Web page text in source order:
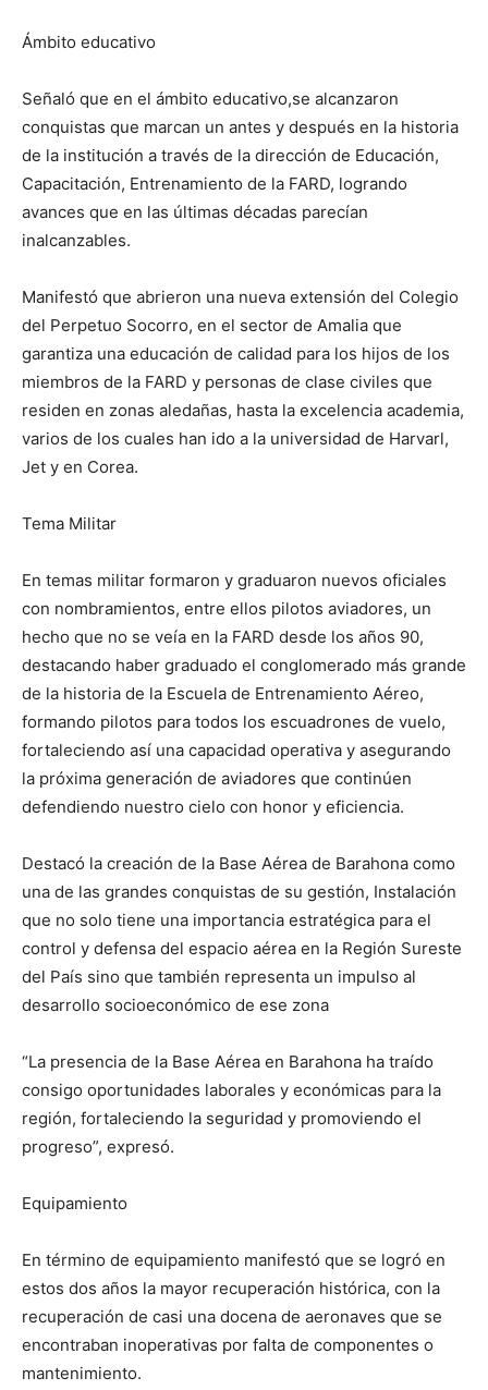
Ámbito educativo
Señaló que en el ámbito educativo,se alcanzaron
conquistas que marcan un antes y después en la historia
de la institución a través de la dirección de Educación,
Capacitación, Entrenamiento de la FARD, logrando
avances que en las últimas décadas parecían
inalcanzables.
Manifestó que abrieron una nueva extensión del Colegio
del Perpetuo Socorro, en el sector de Amalia que
garantiza una educación de calidad para los hijos de los
miembros de la FARD y personas de clase civiles que
residen en zonas aledañas, hasta la excelencia academia,
varios de los cuales han ido a la universidad de Harvarl,
Jet y en Corea.
Tema Militar
En temas militar formaron y graduaron nuevos oficiales
con nombramientos, entre ellos pilotos aviadores, un
hecho que no se veía en la FARD desde los años 90,
destacando haber graduado el conglomerado más grande
de la historia de la Escuela de Entrenamiento Aéreo,
formando pilotos para todos los escuadrones de vuelo,
fortaleciendo así una capacidad operativa y asegurando
la próxima generación de aviadores que continúen
defendiendo nuestro cielo con honor y eficiencia.
Destacó la creación de la Base Aérea de Barahona como
una de las grandes conquistas de su gestión, Instalación
que no solo tiene una importancia estratégica para el
control y defensa del espacio aérea en la Región Sureste
del País sino que también representa un impulso al
desarrollo socioeconómico de ese zona
“La presencia de la Base Aérea en Barahona ha traído
consigo oportunidades laborales y económicas para la
región, fortaleciendo la seguridad y promoviendo el
progreso”, expresó.
Equipamiento
En término de equipamiento manifestó que se logró en
estos dos años la mayor recuperación histórica, con la
recuperación de casi una docena de aeronaves que se
encontraban inoperativas por falta de componentes o
mantenimiento.